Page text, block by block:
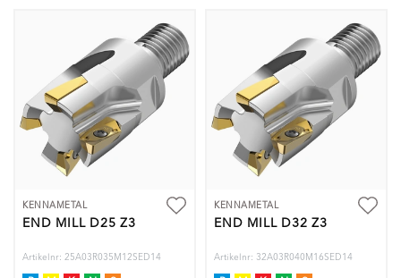
KENNAMETAL
END MILL D25 Z3
Artikelnr: 25A03R035M12SED14
KENNAMETAL
END MILL D32 Z3
Artikelnr: 32A03R040M16SED14